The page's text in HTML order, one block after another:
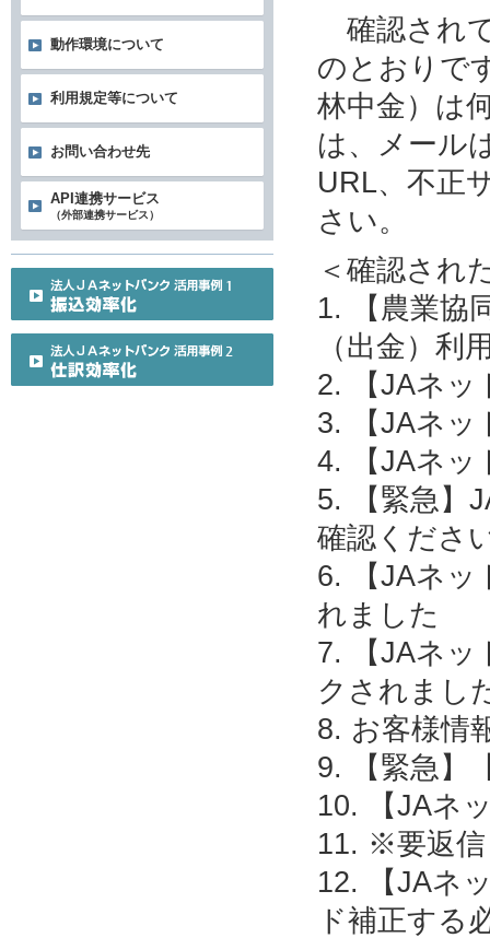
確認され
のとおりで
林中金）は
は、メール
URL、不正
さい。
＜確認され
1. 【農業協
（出金）利
2. 【JAネッ
3. 【JAネッ
4. 【JAネッ
5. 【緊急】
確認くださ
6. 【JAネッ
れました
7. 【JAネッ
クされまし
8. お客様情
9. 【緊急】
10. 【JAネ
11. ※要返
12. 【JAネ
ド補正する
動作環境について
利用規定等について
お問い合わせ先
API連携サービス
（外部連携サービス）